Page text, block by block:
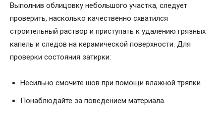
Выполнив облицовку небольшого участка, следует
проверить, насколько качественно схватился
строительный раствор и приступать к удалению грязных
капель и следов на керамической поверхности. Для
проверки состояния затирки:
Несильно смочите шов при помощи влажной тряпки.
Понаблюдайте за поведением материала.